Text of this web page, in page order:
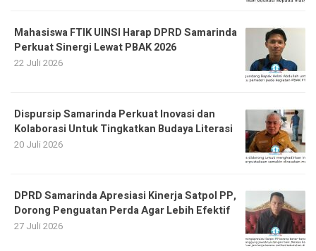
Mahasiswa FTIK UINSI Harap DPRD Samarinda
Perkuat Sinergi Lewat PBAK 2026
22 Juli 2026
Dispursip Samarinda Perkuat Inovasi dan
Kolaborasi Untuk Tingkatkan Budaya Literasi
20 Juli 2026
DPRD Samarinda Apresiasi Kinerja Satpol PP,
Dorong Penguatan Perda Agar Lebih Efektif
27 Juli 2026